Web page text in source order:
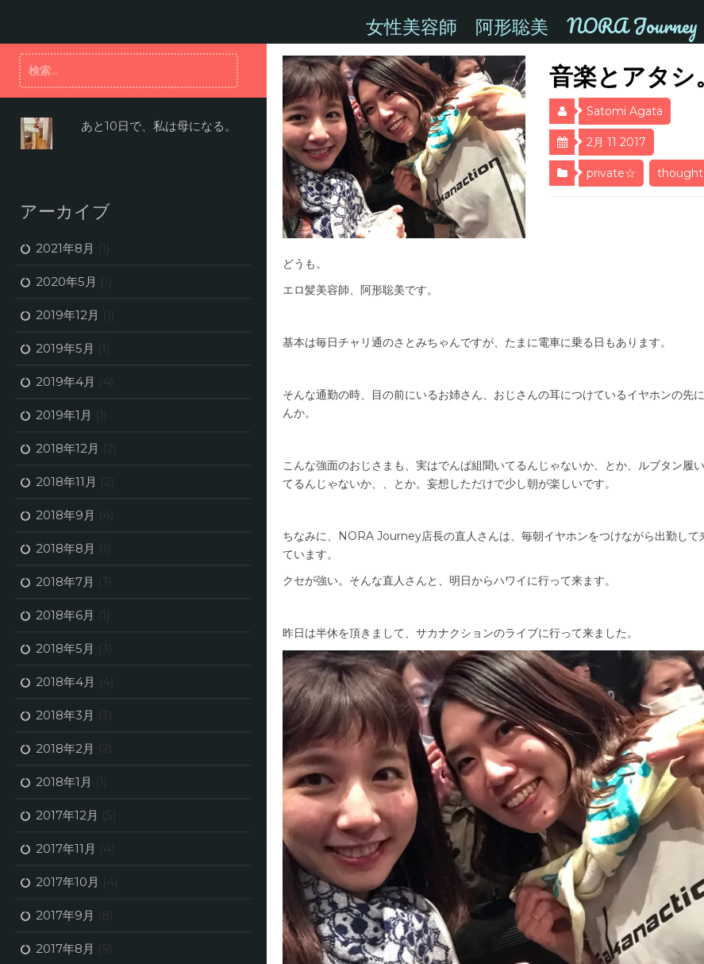
ス
女性美容師 阿形聡美 NORA Journey
音楽とアタシ
Satomi Agata
2月 11 2017
private☆
どうも。
エロ髪美容師、阿形聡美です。
基本は毎日チャリ通のさとみちゃんですが、たまに電車に乗る日もあります。
そんな通勤の時、目の前にいるお姉さん、おじさんの耳につけているイヤホンの
んか。
こんな強面のおじさまも、実はでんぱ組聞いてるんじゃないか、とか、ルブタン
てるんじゃないか、、とか。妄想しただけで少し朝が楽しいです。
ちなみに、NORA Journey店長の直人さんは、毎朝イヤホンをつけながら出勤し
ています。
クセが強い。そんな直人さんと、明日からハワイに行って来ます。
昨日は半休を頂きまして、サカナクションのライブに行って来ました。
検
索:
あと10日で、私は母になる。
アーカイブ
2021年8月 (1)
2020年5月 (1)
2019年12月 (1)
2019年5月 (1)
2019年4月 (4)
2019年1月 (1)
2018年12月 (2)
2018年11月 (2)
2018年9月 (4)
2018年8月 (1)
2018年7月 (3)
2018年6月 (1)
2018年5月 (3)
2018年4月 (4)
2018年3月 (3)
2018年2月 (2)
2018年1月 (1)
2017年12月 (5)
2017年11月 (4)
2017年10月 (4)
2017年9月 (8)
2017年8月 (5)